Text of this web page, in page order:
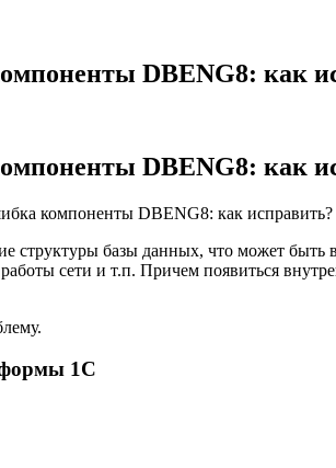
DBENG8: как
DBENG8: как
компоненты DBENG8: как исправить?
структуры базы данных, что может
сети и т.п. Причем появиться
1С